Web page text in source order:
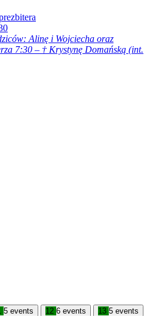
Alinę i Wojciecha oraz
7:30 – † Krystynę Domańską (int.
5 events 12 6 events 13 5 events